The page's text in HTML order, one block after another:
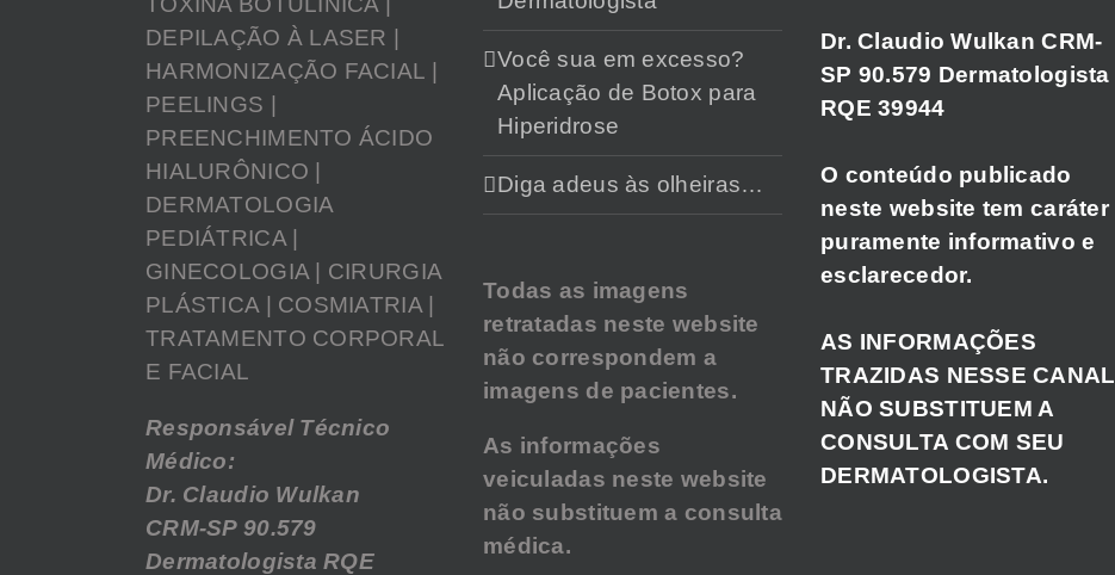
DEPILAÇÃO À LASER |
HARMONIZAÇÃO FACIAL |
PEELINGS |
PREENCHIMENTO ÁCIDO
HIALURÔNICO |
DERMATOLOGIA
PEDIÁTRICA |
GINECOLOGIA | CIRURGIA
PLÁSTICA | COSMIATRIA |
TRATAMENTO CORPORAL
E FACIAL
Responsável Técnico
Médico:
Dr. Claudio Wulkan
CRM-SP 90.579
Dermatologista RQE
Você sua em excesso?
Aplicação de Botox para
Hiperidrose
Diga adeus às olheiras…
Todas as imagens
retratadas neste website
não correspondem a
imagens de pacientes.
As informações
veiculadas neste website
não substituem a consulta
médica.
Dr. Claudio Wulkan CRM-
SP 90.579 Dermatologista
RQE 39944
O conteúdo publicado
neste website tem caráter
puramente informativo e
esclarecedor.
AS INFORMAÇÕES
TRAZIDAS NESSE CANAL
NÃO SUBSTITUEM A
CONSULTA COM SEU
DERMATOLOGISTA.